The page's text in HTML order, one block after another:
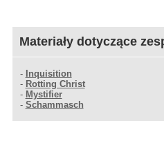
Materiały dotyczące
- Inquisition
- Rotting Christ
- Mystifier
- Schammasch